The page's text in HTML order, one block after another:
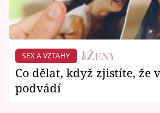
SEX A VZTAHY
Co dělat, když zjistíte, že
podvádí